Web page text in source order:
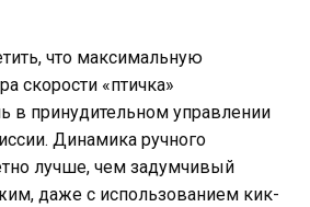
что максимальную
скорости «птичка»
в принудительном управлении
Динамика ручного
лучше, чем задумчивый
даже с использованием кик-